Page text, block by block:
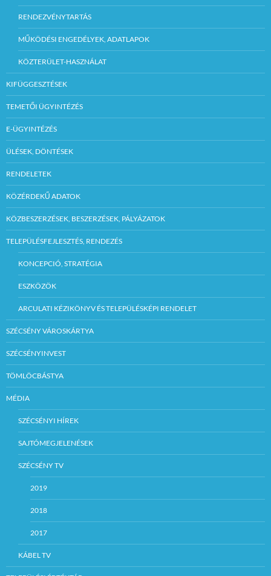
RENDEZVÉNYTARTÁS
MŰKÖDÉSI ENGEDÉLYEK, ADATLAPOK
KÖZTERÜLET-HASZNÁLAT
KIFÜGGESZTÉSEK
TEMETŐI ÜGYINTÉZÉS
E-ÜGYINTÉZÉS
ÜLÉSEK, DÖNTÉSEK
RENDELETEK
KÖZÉRDEKŰ ADATOK
KÖZBESZERZÉSEK, BESZERZÉSEK, PÁLYÁZATOK
TELEPÜLÉSFEJLESZTÉS, RENDEZÉS
KONCEPCIÓ, STRATÉGIA
ESZKÖZÖK
ARCULATI KÉZIKÖNYV ÉS TELEPÜLÉSKÉPI RENDELET
SZÉCSÉNY VÁROSKÁRTYA
SZÉCSÉNYINVEST
TÖMLÖCBÁSTYA
MÉDIA
SZÉCSÉNYI HÍREK
SAJTÓMEGJELENÉSEK
SZÉCSÉNY TV
2019
2018
2017
KÁBEL TV